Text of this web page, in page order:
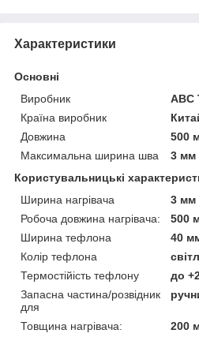
Характеристики
Основні
Виробник
ABC
Країна виробник
Довжина
500
Максимальна ширина шва
3 мм
Користувальницькі
Ширина нагрівача
3 мм
Робоча довжина нагрівача:
500
Ширина тефлона
40
Колір тефлона
Термостійість тефлону
до
Запасна частина/розвідник
для
Товщина нагрівача:
200